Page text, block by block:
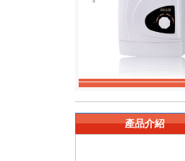
產品介紹